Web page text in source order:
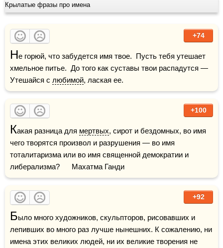
Крылатые фразы про имена
+74
Не горюй, что забудется имя твое.  Пусть тебя утешает
хмельное питье.  До того как суставы твои распадутся —
Утешайся с любимой, лаская ее.
+100
Какая разница для мертвых, сирот и бездомных, во имя
чего творятся произвол и разрушения — во имя
тоталитаризма или во имя священной демократии и
либерализма?      Махатма Ганди
+92
Было много художников, скульпторов, рисовавших и
лепивших во много раз лучше нынешних. К сожалению, ни
имена этих великих людей, ни их великие творения не